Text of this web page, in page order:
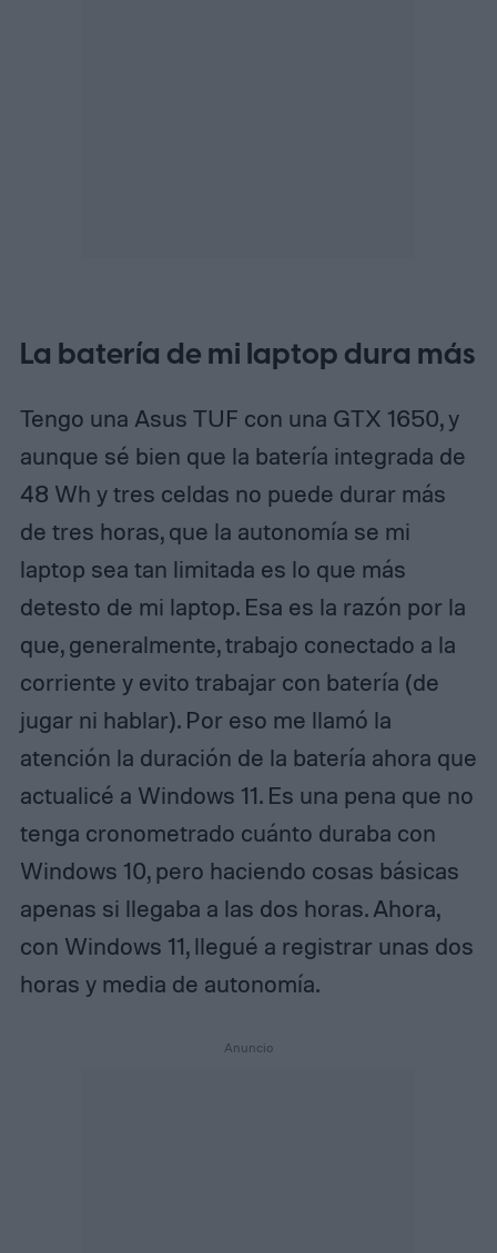
La batería de mi laptop dura más
Tengo una Asus TUF con una GTX 1650, y
aunque sé bien que la batería integrada de
48 Wh y tres celdas no puede durar más
de tres horas, que la autonomía se mi
laptop sea tan limitada es lo que más
detesto de mi laptop. Esa es la razón por la
que, generalmente, trabajo conectado a la
corriente y evito trabajar con batería (de
jugar ni hablar). Por eso me llamó la
atención la duración de la batería ahora que
actualicé a Windows 11. Es una pena que no
tenga cronometrado cuánto duraba con
Windows 10, pero haciendo cosas básicas
apenas si llegaba a las dos horas. Ahora,
con Windows 11, llegué a registrar unas dos
horas y media de autonomía.